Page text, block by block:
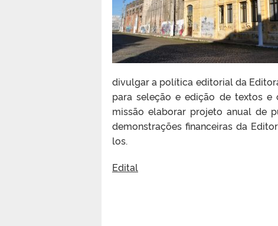
divulgar a política editorial da
para seleção e edição de textos e
missão elaborar projeto anual de
demonstrações financeiras da
los.
Edital